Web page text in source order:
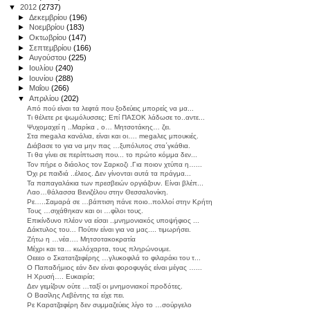
▼2012(2737)
►Δεκεμβρίου(196)
► Νοεμβρίου(183)
►Οκτωβρίου(147)
►Σεπτεμβρίου(166)
►Αυγούστου(225)
► Ιουλίου(240)
► Ιουνίου(288)
► Μαΐου(266)
▼Απριλίου(202)
Από πού είναι τα λεφτά που ξοδεύεις μπορείς να μα...
Τι θέλετε ρε ψωμόλυσσες; Επί ΠΑΣΟΚ λάδωσε το..αντε...
Ψυχομαχεί η ..Μαρίκα , ο… Μητσοτάκης… ζει.
Στα megaλα κανάλια, είναι και οι…. megaλες μπουκιές.
Διάβασε το για να μην πας …ξυπόλυτος στα΄γκάθια.
Τι θα γίνει σε περίπτωση που... το πρώτο κόμμα δεν...
Τον πήρε ο διάολος τον Σαρκοζι .Για ποιον χτύπα η…...
Όχι ρε παιδιά ..έλεος. Δεν γίνονται αυτά τα πράγμα...
Τα παπαγαλάκια των πρεσβειών οργιάζουν. Είναι βλέπ...
Λαο…θάλασσα Βενιζέλου στην Θεσσαλονίκη.
Ρε…..Σαμαρά σε …βάπτιση πάνε ποιο..πολλοί στην Κρήτη
Τους …σιχάθηκαν και οι …φίλοι τους.
Επικίνδυνο πλέον να είσαι ..μνημονιακός υποψήφιος ...
Δάκτυλος του… Πούτιν είναι για να μας.... τιμωρήσει.
Ζήτω η …νέα…. Μητσοτακοκρατία
Μέχρι και τα… κωλόχαρτα, τους πληρώνουμε.
Οεεεο ο Σκατατζαφέρης …γλυκοφιλά το φιλαράκι του τ...
Ο Παπαδήμιος εάν δεν είναι φοροφυγάς είναι μέγας …...
Η Χρυσή…. Ευκαιρία;
Δεν γεμίζουν ούτε …ταξί οι μνημονιακοί προδότες.
Ο Βασίλης Λεβέντης τα είχε πει.
Ρε Καρατζαφέρη δεν συμμαζεύεις λίγο το …σούργελο